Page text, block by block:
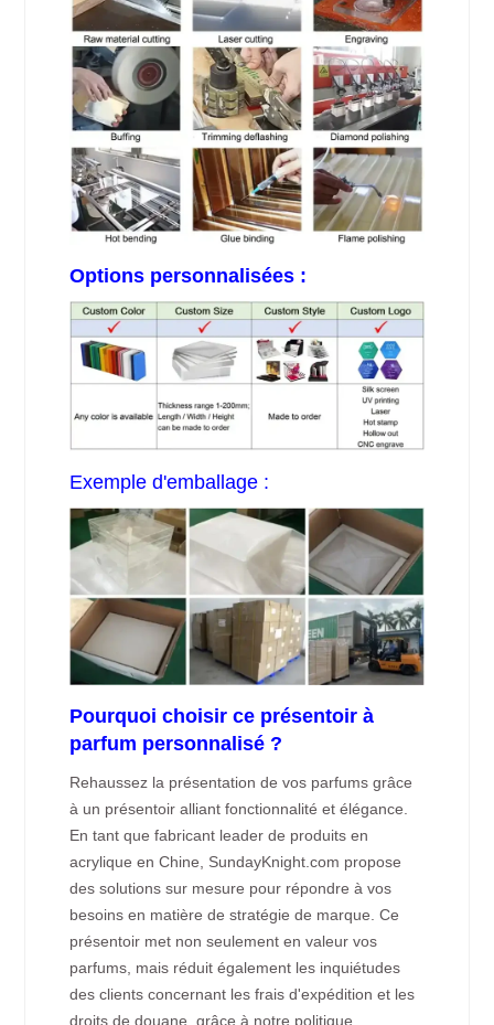
Options personnalisées :
Exemple d'emballage :
Pourquoi choisir ce présentoir à
parfum personnalisé ?
Rehaussez la présentation de vos parfums grâce
à un présentoir alliant fonctionnalité et élégance.
En tant que fabricant leader de produits en
acrylique en Chine, SundayKnight.com propose
des solutions sur mesure pour répondre à vos
besoins en matière de stratégie de marque. Ce
présentoir met non seulement en valeur vos
parfums, mais réduit également les inquiétudes
des clients concernant les frais d'expédition et les
droits de douane, grâce à notre politique